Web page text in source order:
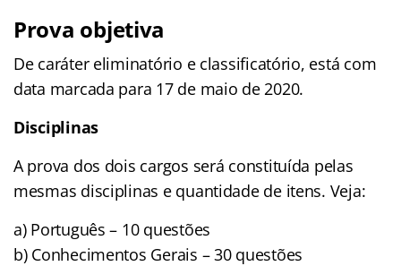
Prova objetiva
De caráter eliminatório e classificatório, está com
data marcada para 17 de maio de 2020.
Disciplinas
A prova dos dois cargos será constituída pelas
mesmas disciplinas e quantidade de itens. Veja:
a) Português – 10 questões
b) Conhecimentos Gerais – 30 questões